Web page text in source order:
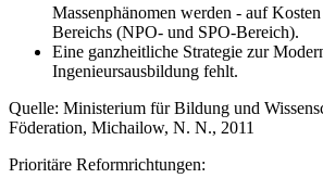
Massenphänomen werden - auf
Bereichs (NPO- und SPO-Bereich).
Eine ganzheitliche Strategie zur
Ingenieursausbildung fehlt.
Quelle: Ministerium für Bildung und
Föderation, Michailow, N. N., 2011
Prioritäre Reformrichtungen: